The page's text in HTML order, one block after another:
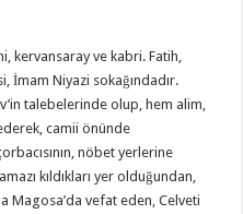
kervansaray ve kabri. Fatih,
İmam Niyazi sokağındadır.
talebelerinde olup, hem alim,
camii önünde
nöbet yerlerine
kıldıkları yer olduğundan,
Magosa’da vefat eden, Celveti